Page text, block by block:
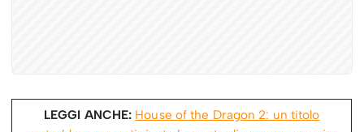
LEGGI ANCHE: House of the Dragon 2: un titolo